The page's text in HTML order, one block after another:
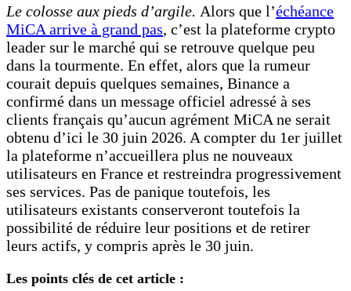
Le colosse aux pieds d’argile. Alors que l’échéance
MiCA arrive à grand pas, c’est la plateforme crypto
leader sur le marché qui se retrouve quelque peu
dans la tourmente. En effet, alors que la rumeur
courait depuis quelques semaines, Binance a
confirmé dans un message officiel adressé à ses
clients français qu’aucun agrément MiCA ne serait
obtenu d’ici le 30 juin 2026. A compter du 1er juillet
la plateforme n’accueillera plus ne nouveaux
utilisateurs en France et restreindra progressivement
ses services. Pas de panique toutefois, les
utilisateurs existants conserveront toutefois la
possibilité de réduire leur positions et de retirer
leurs actifs, y compris après le 30 juin.
Les points clés de cet article :